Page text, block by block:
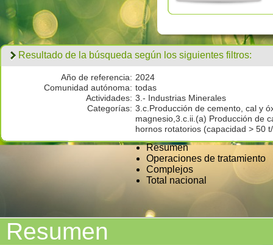
Resultado de la búsqueda según los siguientes filtros:
Año de referencia: 2024
Comunidad autónoma: todas
Actividades: 3.- Industrias Minerales
Categorías: 3.c.Producción de cemento, cal y
magnesio,3.c.ii.(a) Producción de
hornos rotatorios (capacidad > 50
Resumen
Operaciones de tratamiento
Complejos
Total nacional
Resumen